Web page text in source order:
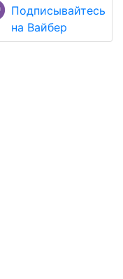
Подписывайтесь
на Вайбер